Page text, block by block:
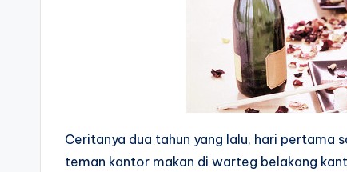
Ceritanya dua tahun yang lalu, hari pertama
teman kantor makan di warteg belakang